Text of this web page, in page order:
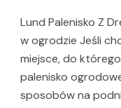
Lund Palenisko Z
w ogrodzie Jeśli
miejsce, do
palenisko
sposobów na